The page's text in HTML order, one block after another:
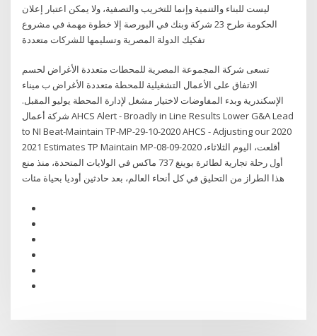
ليست للبناء والتنمية وإنما للتخريب والتصفية، ولا يمكن اعتبار إعلان
الحكومة طرح 23 شركة وبنك في البورصة إلا خطوة مهمة في مشروع
تفكيك الدولة المصرية وتسليمها للشركات متعددة
تسعى شركة المجموعة المصرية للمحطات متعددة الأغراض لحسم
الاتفاق على الأعمال التشغيلية للمحطة متعددة الأغراض ب ميناء
الإسكندرية وبدء المفاوضات لاختيار مشغل لإدارة المحطة يوليو المقبل.
شركة أعمال AHCS Alert - Broadly in Line Results Lower G&A Lead
to NI Beat-Maintain TP-MP-29-10-2020 AHCS - Adjusting our 2020
2021 Estimates TP Maintain MP-08-09-2020 أقلعت، اليوم الثلاثاء،
أول رحلة تجارية لطائرة بوينغ 737 ماكس في الولايات المتحدة، منذ منع
هذا الطراز من التحليق في كل أنحاء العالم، بعد حادثين أوديا بحياة مئات